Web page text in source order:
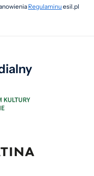
Regulaminuesil.pl